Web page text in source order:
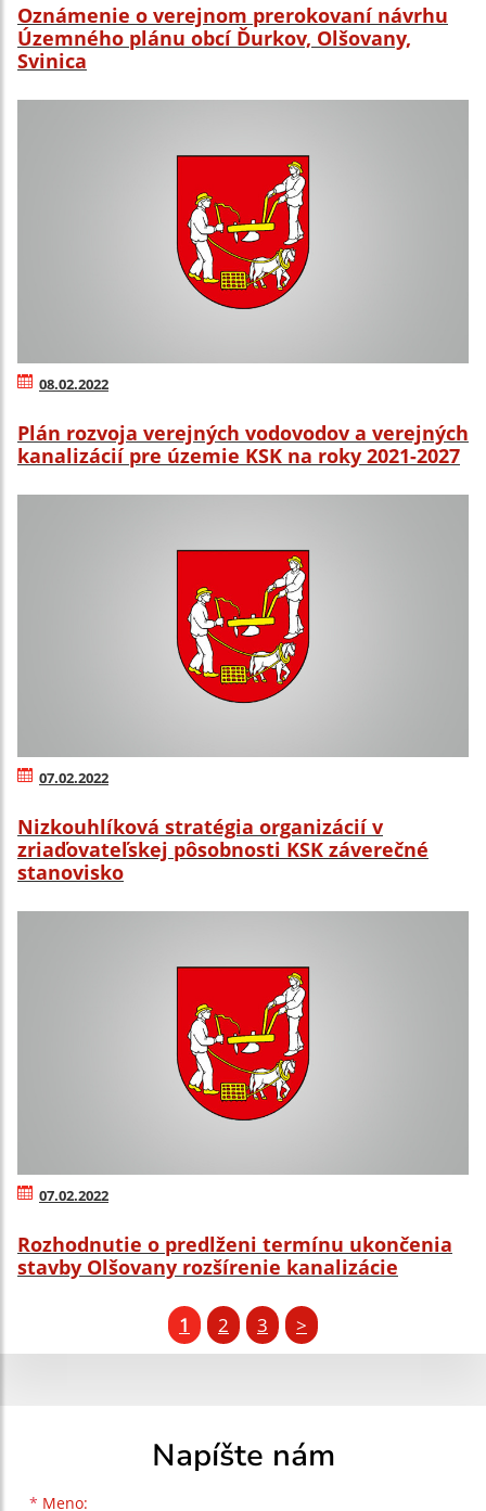
Oznámenie o verejnom prerokovaní návrhu
Územného plánu obcí Ďurkov, Olšovany,
Svinica
08.02.2022
Plán rozvoja verejných vodovodov a verejných
kanalizácií pre územie KSK na roky 2021-2027
07.02.2022
Nizkouhlíková stratégia organizácií v
zriaďovateľskej pôsobnosti KSK záverečné
stanovisko
07.02.2022
Rozhodnutie o predlženi termínu ukončenia
stavby Olšovany rozšírenie kanalizácie
1 2 3 >
Napíšte nám
* Meno:
Meno
Priezvisko
E-mailová adresa